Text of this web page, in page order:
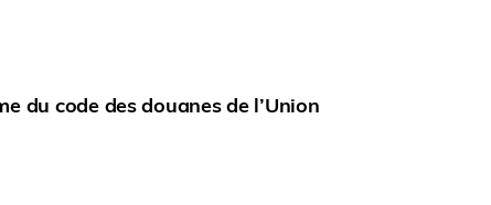
du code des douanes de l’Union